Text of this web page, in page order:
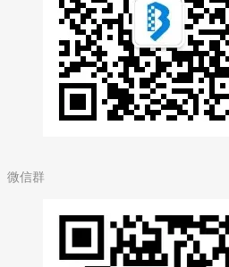
微信群